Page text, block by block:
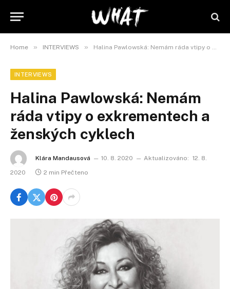
Home » INTERVIEWS » Halina Pawlowská: Nemám ráda vtipy o exkrementech a ženských cyklech
INTERVIEWS
Halina Pawlowská: Nemám
ráda vtipy o exkrementech a
ženských cyklech
Klára Mandausová 10. 8. 2020 Aktualizováno: 12. 8.
2020
2 min Přečteno